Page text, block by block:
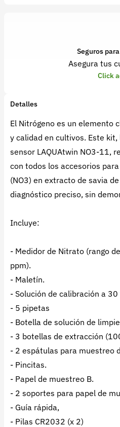
Seguros
Asegura tus
Click
Detalles
El Nitrógeno es un elemento
y calidad en cultivos. Este
sensor LAQUAtwin NO3-11,
con todos los accesorios
(NO3) en extracto de savia
diagnóstico preciso, sin
Incluye:
- Medidor de Nitrato (rango
ppm).
- Maletín.
- Solución de calibración a
- 5 pipetas
- Botella de solución de
- 3 botellas de extracción
- 2 espátulas para muestreo
- Pincitas.
- Papel de muestreo B.
- 2 soportes para papel de
- Guía rápida,
- Pilas CR2032 (x 2)